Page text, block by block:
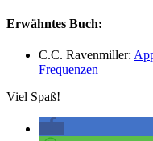
Erwähntes Buch:
C.C. Ravenmiller:
Frequenzen
Viel Spaß!